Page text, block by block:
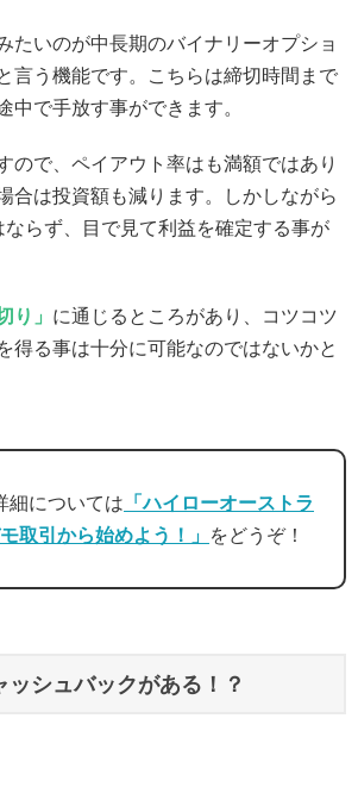
たいのが中長期のバイナリーオプショ
言う機能です。こちらは締切時間まで
中で手放す事ができます。
ので、ペイアウト率はも満額ではあり
合は投資額も減ります。しかしながら
らず、目で見て利益を確定する事が
り」 に通じるところがあり、コツコツ
得る事は十分に可能なのではないかと
細については 「ハイローオーストラ
取引から始めよう！」 をどうぞ！
ッシュバックがある！？